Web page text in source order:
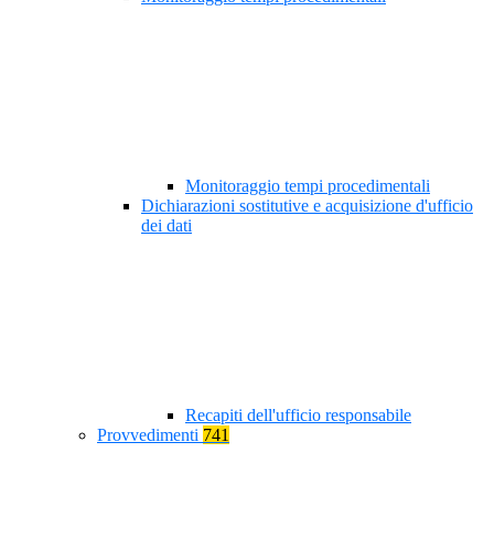
Monitoraggio tempi procedimentali
Dichiarazioni sostitutive e acquisizione d'ufficio
dei dati
Recapiti dell'ufficio responsabile
Provvedimenti 741